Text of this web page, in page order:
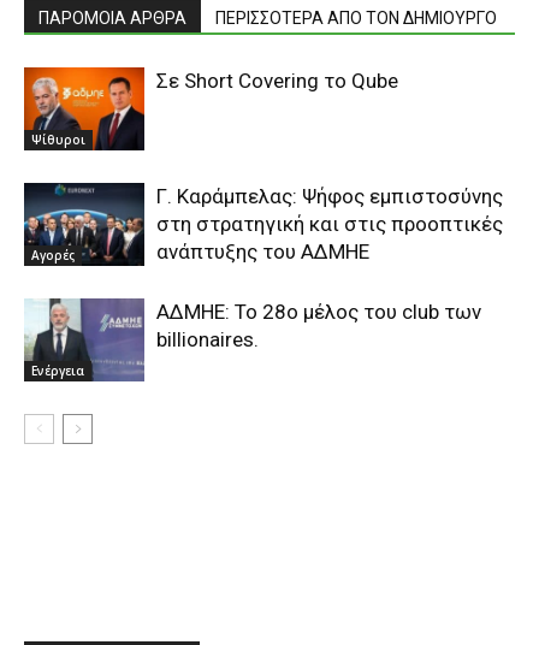
ΠΑΡΟΜΟΙΑ ΑΡΘΡΑ ΠΕΡΙΣΣΟΤΕΡΑ ΑΠΟ ΤΟΝ ΔΗΜΙΟΥΡΓΟ
Ψίθυροι
Σε Short Covering το Qube
Αγορές
Γ. Καράμπελας: Ψήφος εμπιστοσύνης
στη στρατηγική και στις προοπτικές
ανάπτυξης του ΑΔΜΗΕ
Ενέργεια
ΑΔΜΗΕ: Το 28ο μέλος του club των
billionaires.